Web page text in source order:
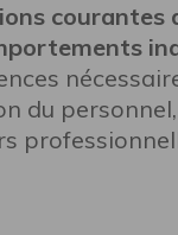
courantes
du